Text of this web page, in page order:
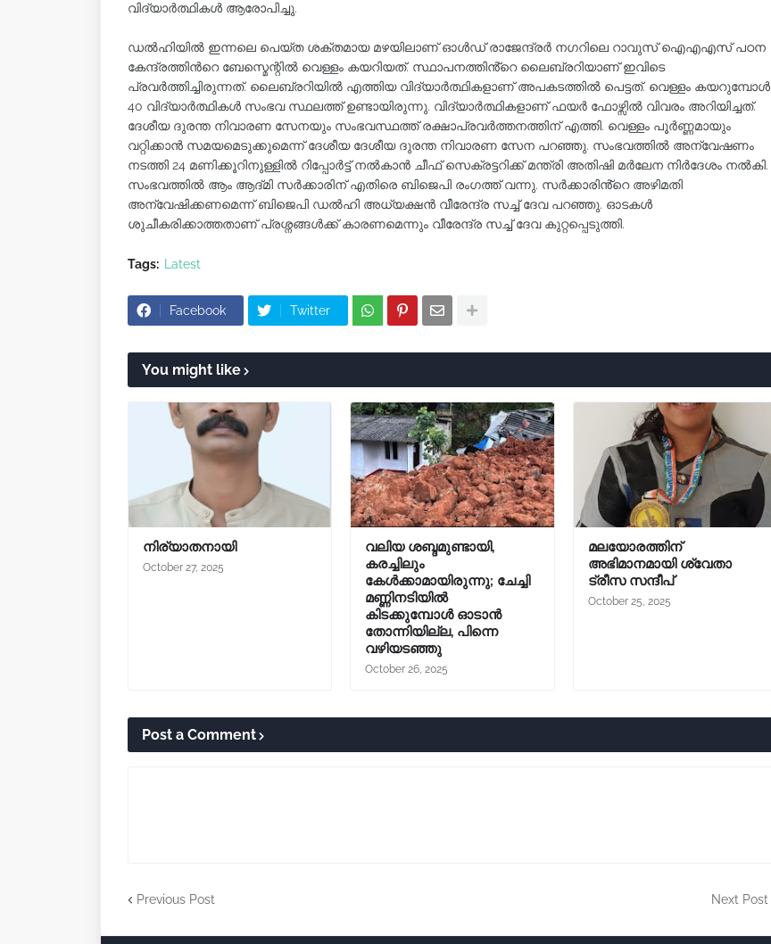
വിദ്യാർത്ഥികൾ ആരോപിച്ചു.
ഡൽഹിയിൽ ഇന്നലെ പെയ്ത ശക്തമായ മഴയിലാണ് ഓൾഡ് രാജേന്ദ്രർ നഗറിലെ റാവുസ് ഐഎഎസ് പഠന
കേന്ദ്രത്തിന്‍റെ ബേസ്മെന്റിൽ വെള്ളം കയറിയത്. സ്ഥാപനത്തിൻ്റെ ലൈബ്രറിയാണ് ഇവിടെ
പ്രവർത്തിച്ചിരുന്നത്. ലൈബ്രറിയിൽ എത്തിയ വിദ്യാർത്ഥികളാണ് അപകടത്തിൽ പെട്ടത്. വെള്ളം കയറുമ്പോൾ
40 വിദ്യാർത്ഥികൾ സംഭവ സ്ഥലത്ത് ഉണ്ടായിരുന്നു. വിദ്യാർത്ഥികളാണ് ഫയർ ഫോഴ്സിൽ വിവരം അറിയിച്ചത്.
ദേശീയ ദുരന്ത നിവാരണ സേനയും സംഭവസ്ഥത്ത് രക്ഷാപ്രവർത്തനത്തിന് എത്തി. വെള്ളം പൂർണ്ണമായും
വറ്റിക്കാൻ സമയമെടുക്കുമെന്ന് ദേശീയ ദേശീയ ദുരന്ത നിവാരണ സേന പറഞ്ഞു. സംഭവത്തിൽ അന്വേഷണം
നടത്തി 24 മണിക്കൂറിനുള്ളിൽ റിപ്പോർട്ട് നൽകാൻ ചീഫ് സെക്രട്ടറിക്ക് മന്ത്രി അതിഷി മർലേന നിർദേശം നൽകി.
സംഭവത്തിൽ ആം ആദ്മി സർക്കാരിന് എതിരെ ബിജെപി രംഗത്ത് വന്നു. സർക്കാരിൻ്റെ അഴിമതി
അന്വേഷിക്കണമെന്ന് ബിജെപി ഡൽഹി അധ്യക്ഷൻ വീരേന്ദ്ര സച്ച് ദേവ പറഞ്ഞു. ഓടകൾ
ശുചീകരിക്കാത്തതാണ് പ്രശ്നങ്ങൾക്ക് കാരണമെന്നും വീരേന്ദ്ര സച്ച് ദേവ കുറ്റപ്പെടുത്തി.
Tags: Latest
Facebook Twitter
You might like
നിര്യാതനായി
October 27, 2025
വലിയ ശബ്ദമുണ്ടായി,
കരച്ചിലും
കേൾക്കാമായിരുന്നു; ചേച്ചി
മണ്ണിനടിയിൽ
കിടക്കുമ്പോൾ ഓടാൻ
തോന്നിയില്ല, പിന്നെ
വഴിയടഞ്ഞു
October 26, 2025
മലയോരത്തിന്
അഭിമാനമായി ശ്വേതാ
ട്രീസ സന്ദീപ്
October 25, 2025
Post a Comment
Previous Post Next Post